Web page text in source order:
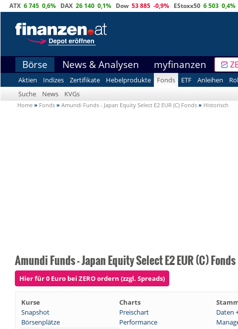
ATX 6 745 0,6% DAX 26 140 0,1% Dow 53 885 -0,9% EStoxx50 6 503 0,4%
Börse News & Analysen myfinanzen
Aktien Indizes Zertifikate Hebelprodukte Fonds ETF Anleihen
Suche
News KVGs
Home » Fonds » Amundi Funds - Japan Equity Select E2 EUR (C) Fonds » Historisch
Amundi Funds - Japan Equity Select E2 EUR (C) Fonds
Hier für 0 Euro bei ZERO ordern (zzgl. Spreads)
Kurse Charts
Snapshot
Preischart Daten
Börsenplätze
Performance